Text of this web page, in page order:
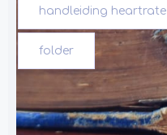
handleiding heartrate
folder